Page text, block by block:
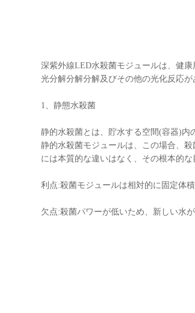
深紫外線LED水殺菌モジュールは、健
光分解分解分解及びその他の光化反応
1、静態水殺菌
静的水殺菌とは、貯水する空間(容器)内
静的水殺菌モジュールは、この場合、
には本質的な違いはなく、その根本的
利点:殺菌モジュールは相対的に固定体
欠点:殺菌パワーが低いため、新しい水